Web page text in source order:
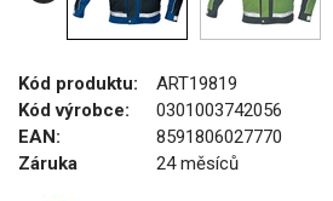
Kód produktu:
ART19819
Kód výrobce:
0301003742056
EAN:
8591806027770
Záruka
24 měsíců